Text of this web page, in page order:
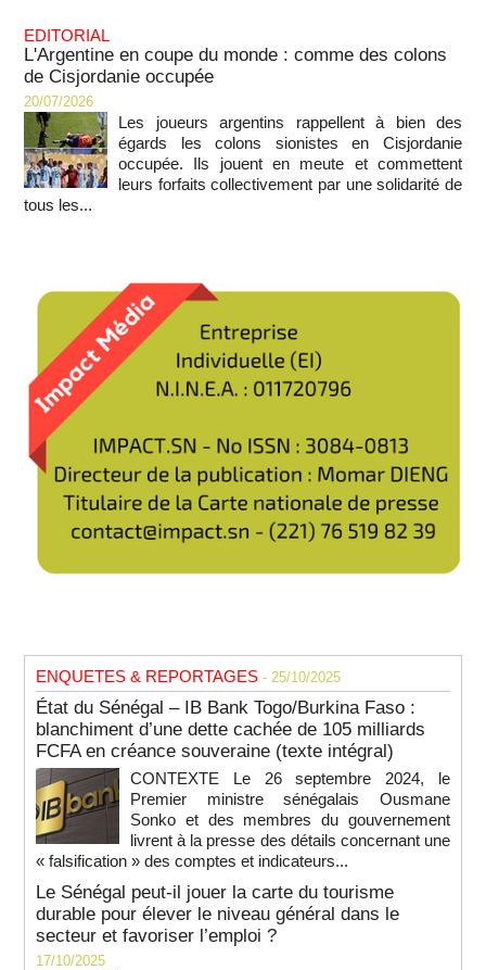
EDITORIAL
L'Argentine en coupe du monde : comme des colons
de Cisjordanie occupée
20/07/2026
Les joueurs argentins rappellent à bien des
égards les colons sionistes en Cisjordanie
occupée. Ils jouent en meute et commettent
leurs forfaits collectivement par une solidarité de
tous les...
ENQUETES & REPORTAGES - 25/10/2025
État du Sénégal – IB Bank Togo/Burkina Faso :
blanchiment d’une dette cachée de 105 milliards
FCFA en créance souveraine (texte intégral)
CONTEXTE Le 26 septembre 2024, le
Premier ministre sénégalais Ousmane
Sonko et des membres du gouvernement
livrent à la presse des détails concernant une
« falsification » des comptes et indicateurs...
Le Sénégal peut-il jouer la carte du tourisme
durable pour élever le niveau général dans le
secteur et favoriser l’emploi ?
17/10/2025